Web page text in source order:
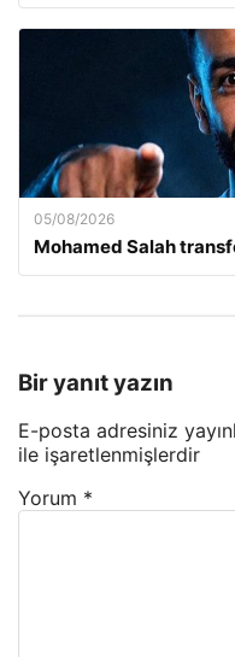
05/08/2026
Mohamed Salah
Bir yanıt yazın
E-posta adresiniz
ile işaretlenmişlerdir
Yorum *